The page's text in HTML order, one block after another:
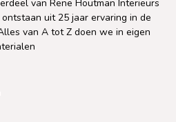
van Rene Houtman Interieurs
ontstaan uit 25 jaar ervaring in de
van A tot Z doen we in eigen